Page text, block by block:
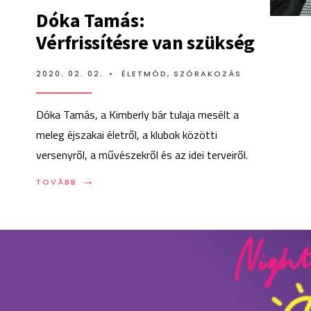
Dóka Tamás:
Vérfrissítésre van szükség
2020. 02. 02. • ÉLETMÓD,SZÓRAKOZÁS
Dóka Tamás, a Kimberly bár tulaja mesélt a
meleg éjszakai életről, a klubok közötti
versenyről, a művészekről és az idei terveiről.
TOVÁBB →
TOVÁBB:
VAN